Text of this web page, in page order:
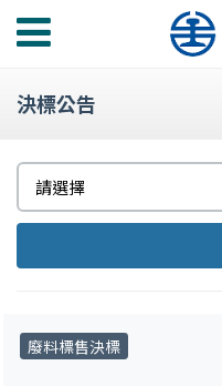
功
選
決標公告
請選擇
擇
廢料標售決標